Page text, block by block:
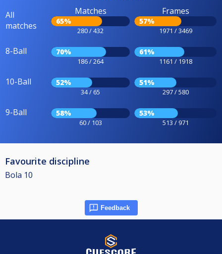
All
matches
Matches
65%
280 / 432
Frames
57%
1971 / 3469
8-Ball 70%
186 / 264
61%
1161 / 1918
10-Ball 52%
34 / 65
51%
297 / 580
9-Ball 58%
60 / 103
53%
513 / 971
Favourite discipline
Bola 10
Feedback